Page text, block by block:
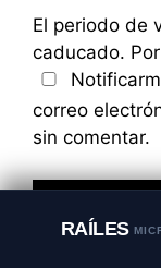
El periodo de
caducado.
correo
sin comentar.
RAÍLES